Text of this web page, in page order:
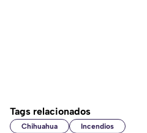
Tags relacionados
Chihuahua Incendios